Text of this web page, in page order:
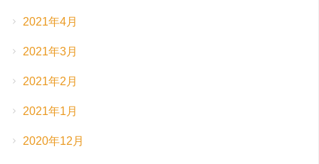
2021年4月
2021年3月
2021年2月
2021年1月
2020年12月